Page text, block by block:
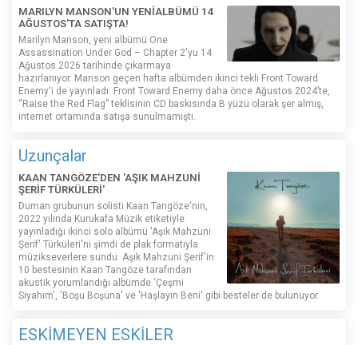
MARILYN MANSON'UN YENİALBÜMÜ 14
AĞUSTOS'TA SATIŞTA!
Marilyn Manson, yeni albümü One
Assassination Under God – Chapter 2'yu 14
Ağustos 2026 tarihinde çıkarmaya
hazırlanıyor. Manson geçen hafta albümden ikinci tekli Front Toward
Enemy'i de yayınladı. Front Toward Enemy daha önce Ağustos 2024’te,
“Raise the Red Flag” teklisinin CD baskısında B yüzü olarak şer almış,
internet ortamında satışa sunulmamıştı.
Uzunçalar
KAAN TANGÖZE'DEN 'AŞIK MAHZUNİ
ŞERİF TÜRKÜLERİ'
Duman grubunun solisti Kaan Tangöze'nin,
2022 yılında Kurukafa Müzik etiketiyle
yayınladığı ikinci solo albümü 'Aşık Mahzuni
Şerif' Türküleri'ni şimdi de plak formatıyla
müzikseverlere sundu. Aşık Mahzuni Şerif'in
10 bestesinin Kaan Tangöze tarafından
akustik yorumlandığı albümde 'Çeşmi
Siyahım', 'Boşu Boşuna' ve 'Haşlayın Beni' gibi besteler de bulunuyor.
ESKİMEYEN ESKİLER